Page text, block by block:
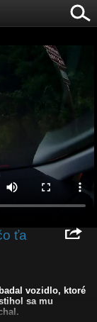
ťa
vozidlo, ktoré
sa mu